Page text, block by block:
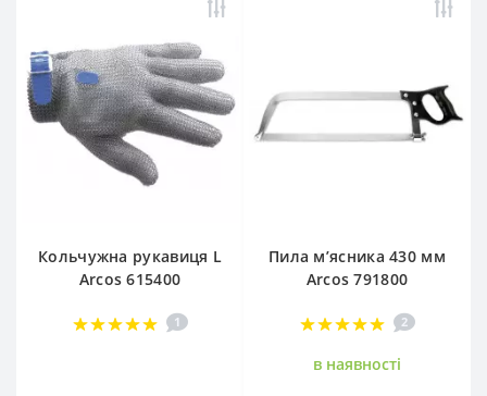
Кольчужна рукавиця L
Arcos 615400
1
Пила м’ясника 430 мм
Arcos 791800
2
в наявностi